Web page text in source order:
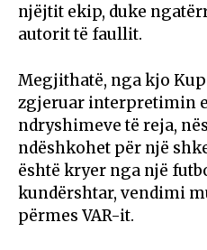
njëjtit ekip, duke
autorit të faullit.
Megjithatë, nga kjo
zgjeruar interpretimin
ndryshimeve të reja,
ndëshkohet për një
është kryer nga një
kundërshtar, vendimi
përmes VAR-it.